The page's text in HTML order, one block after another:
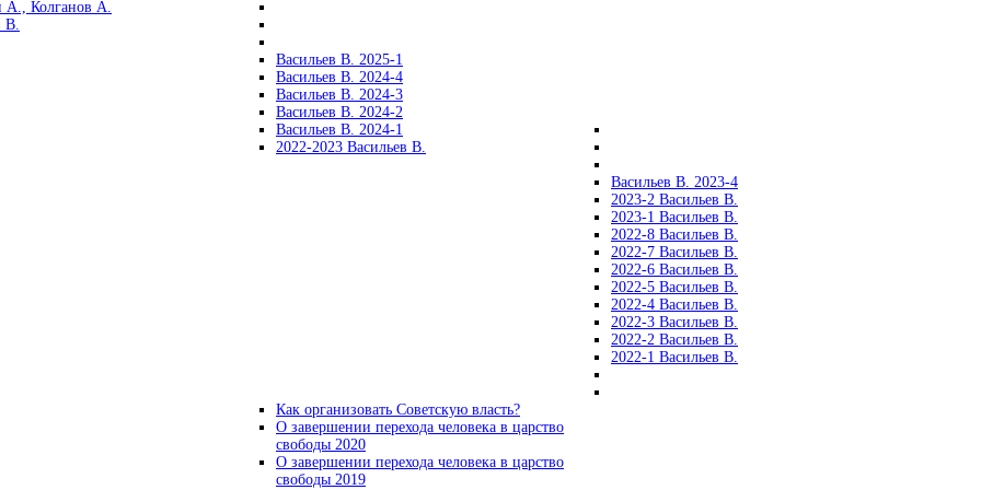
А., Колганов А.
В.
Васильев В. 2025-1
Васильев В. 2024-4
Васильев В. 2024-3
Васильев В. 2024-2
Васильев В. 2024-1
2022-2023 Васильев В.
Васильев В. 2023-4
2023-2 Васильев В.
2023-1 Васильев В.
2022-8 Васильев В.
2022-7 Васильев В.
2022-6 Васильев В.
2022-5 Васильев В.
2022-4 Васильев В.
2022-3 Васильев В.
2022-2 Васильев В.
2022-1 Васильев В.
Как организовать Советскую власть?
О завершении перехода человека в царство
свободы 2020
О завершении перехода человека в царство
свободы 2019